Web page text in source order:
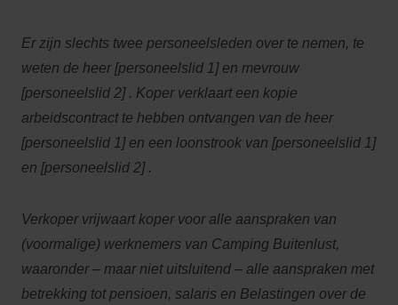
Er zijn slechts twee personeelsleden over te nemen, te
weten de heer [personeelslid 1] en mevrouw
[personeelslid 2] . Koper verklaart een kopie
arbeidscontract te hebben ontvangen van de heer
[personeelslid 1] en een loonstrook van [personeelslid 1]
en [personeelslid 2] .
Verkoper vrijwaart koper voor alle aanspraken van
(voormalige) werknemers van Camping Buitenlust,
waaronder – maar niet uitsluitend – alle aanspraken met
betrekking tot pensioen, salaris en Belastingen over de